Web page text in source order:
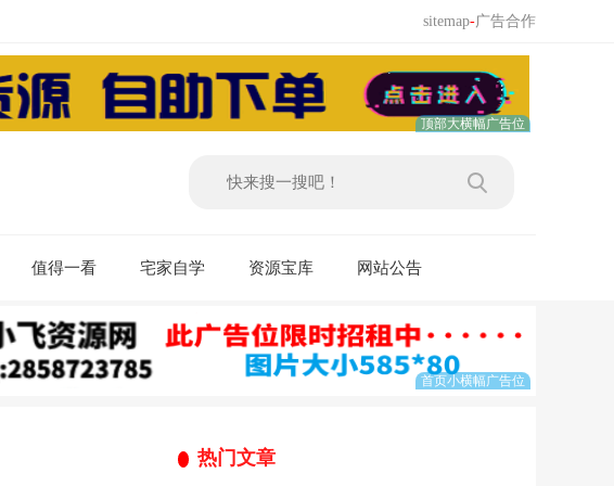
sitemap-广告合作
值得一看 宅家自学 资源宝库 网站公告
热门文章